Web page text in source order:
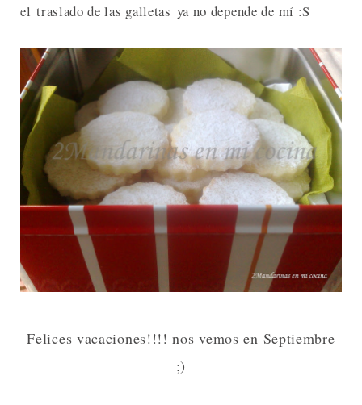
el traslado de las galletas ya no depende de mí :S
Felices vacaciones!!!! nos vemos en Septiembre
;)